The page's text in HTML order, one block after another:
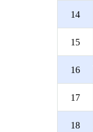
14
15
16
17
18